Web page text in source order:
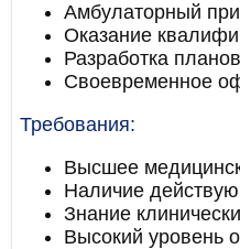
Амбулаторный
Оказание
Разработка
Своевременное
Требования:
Высшее
Наличие
Знание
Высокий уровень